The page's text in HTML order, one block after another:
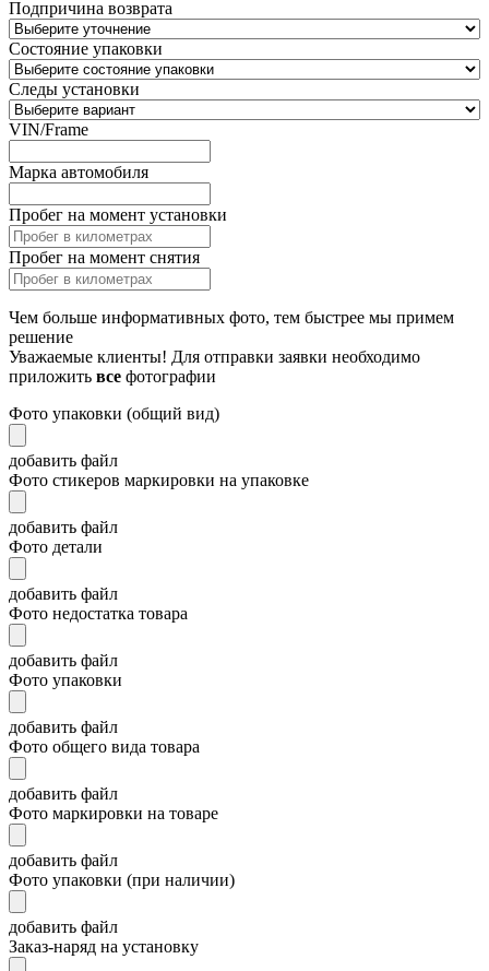
Подпричина возврата
Состояние упаковки
Следы установки
VIN/Frame
Марка автомобиля
Пробег на момент установки
Пробег на момент снятия
Чем больше информативных фото, тем быстрее мы примем
решение
Уважаемые клиенты! Для отправки заявки необходимо
приложить все фотографии
Фото упаковки (общий вид)
добавить файл
Фото стикеров маркировки на упаковке
добавить файл
Фото детали
добавить файл
Фото недостатка товара
добавить файл
Фото упаковки
добавить файл
Фото общего вида товара
добавить файл
Фото маркировки на товаре
добавить файл
Фото упаковки (при наличии)
добавить файл
Заказ-наряд на установку